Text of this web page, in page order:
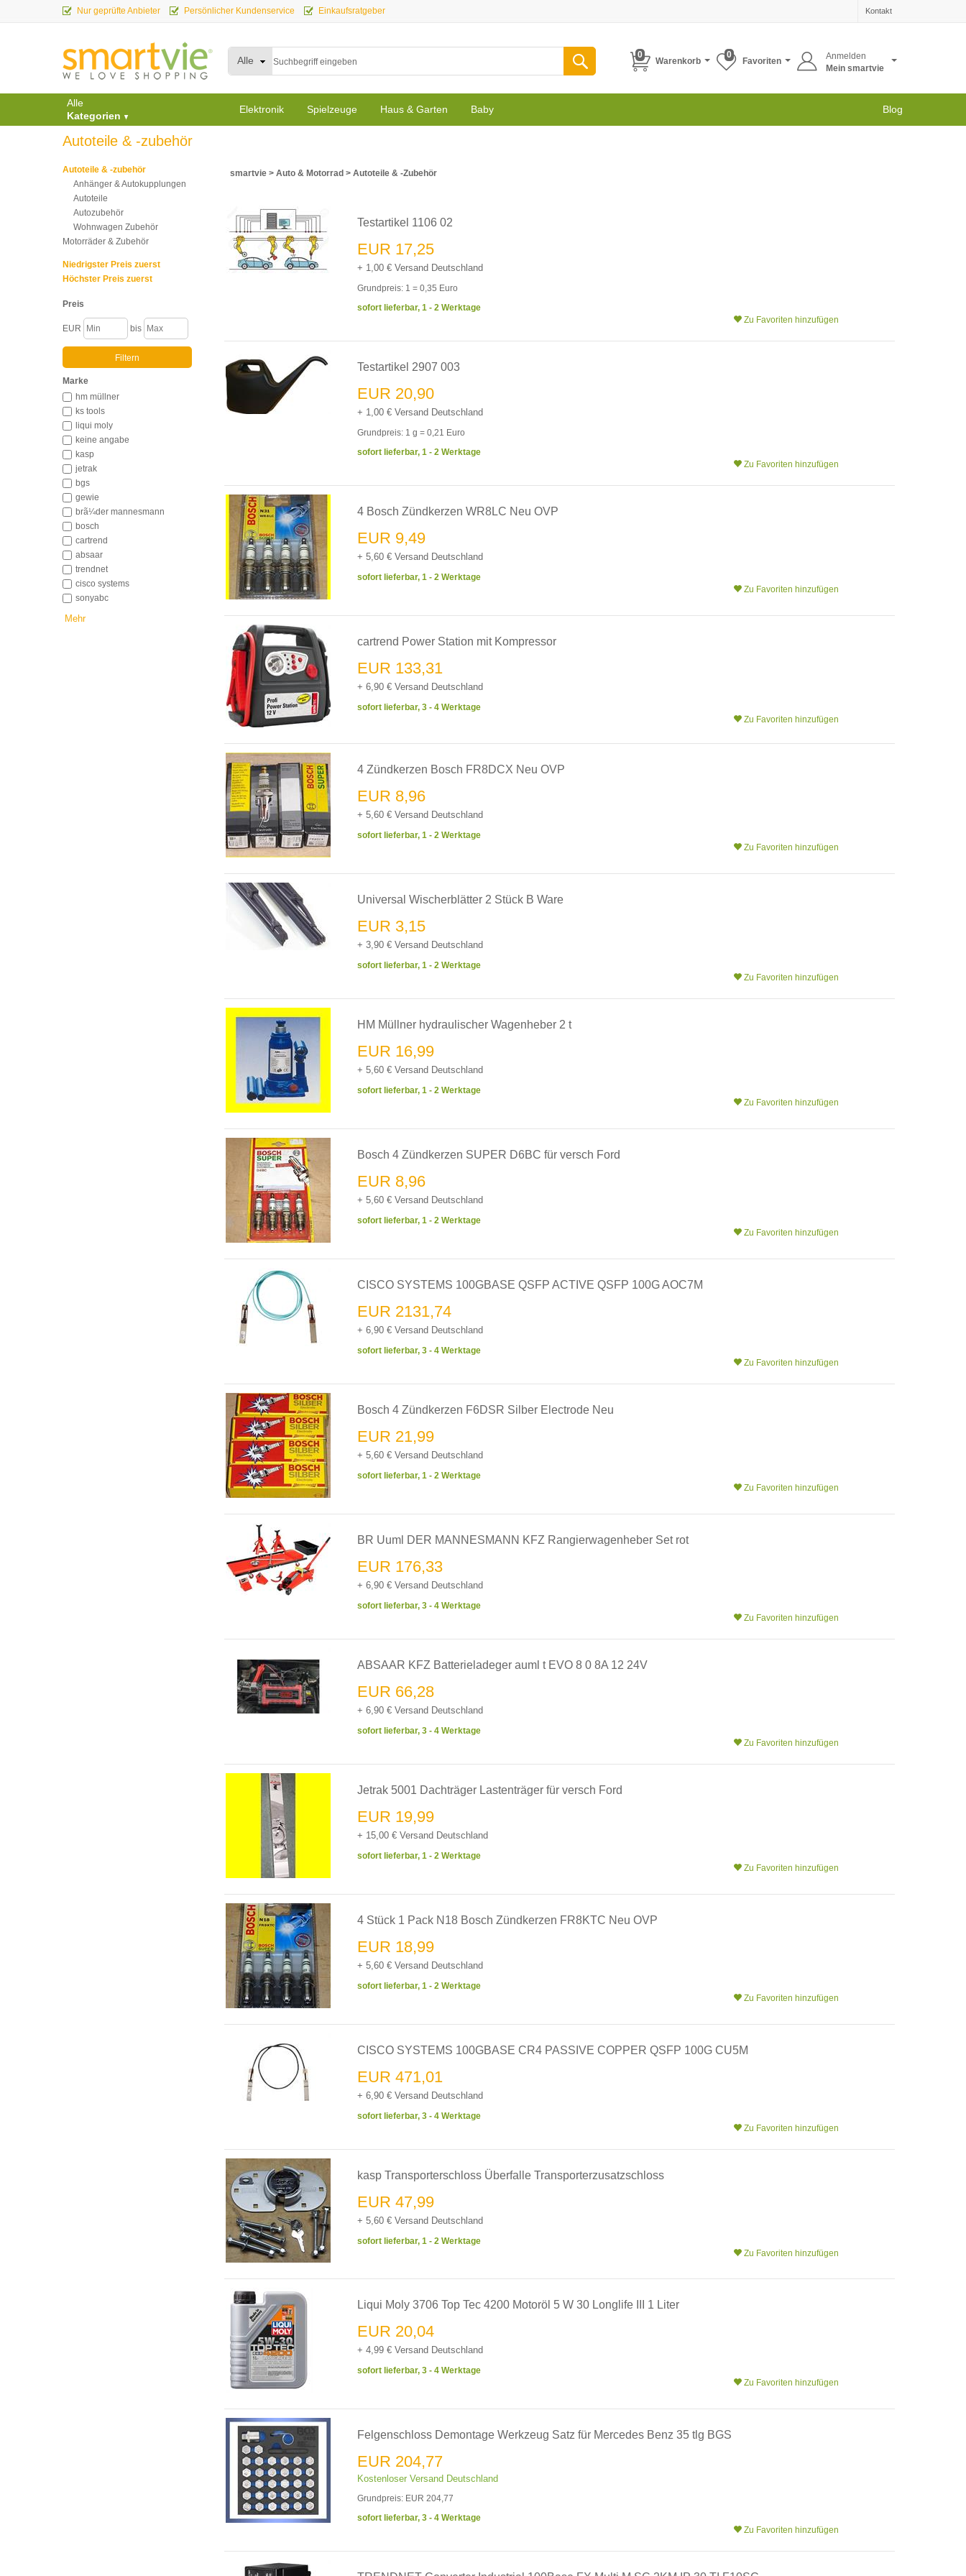
Nur geprüfte Anbieter Persönlicher Kundenservice Einkaufsratgeber Kontakt
Warenkorb
0 0
Favoriten
Anmelden
Mein smartvie
Alle
Alle
Kategorien
Elektronik Spielzeuge Haus & Garten Baby Blog
Autoteile & -zubehör
Autoteile & -zubehör
Anhänger & Autokupplungen
Autoteile
Autozubehör
Wohnwagen Zubehör
Motorräder & Zubehör
Niedrigster Preis zuerst
Höchster Preis zuerst
Preis
EUR bis
Marke
hm müllner
ks tools
liqui moly
keine angabe
kasp
jetrak
bgs
gewie
brã¼der mannesmann
bosch
cartrend
absaar
trendnet
cisco systems
sonyabc
Mehr
smartvie > Auto & Motorrad > Autoteile & -zubehör
Testartikel 1106 02
EUR 17,25
+ 1,00 € Versand Deutschland
Grundpreis: 1 = 0,35 Euro
sofort lieferbar, 1 - 2 Werktage
Zu Favoriten hinzufügen
Testartikel 2907 003
EUR 20,90
+ 1,00 € Versand Deutschland
Grundpreis: 1 g = 0,21 Euro
sofort lieferbar, 1 - 2 Werktage
Zu Favoriten hinzufügen
4 Bosch Zündkerzen WR8LC Neu OVP
EUR 9,49
+ 5,60 € Versand Deutschland
sofort lieferbar, 1 - 2 Werktage
Zu Favoriten hinzufügen
cartrend Power Station mit Kompressor
EUR 133,31
+ 6,90 € Versand Deutschland
sofort lieferbar, 3 - 4 Werktage
Zu Favoriten hinzufügen
4 Zündkerzen Bosch FR8DCX Neu OVP
EUR 8,96
+ 5,60 € Versand Deutschland
sofort lieferbar, 1 - 2 Werktage
Zu Favoriten hinzufügen
Universal Wischerblätter 2 Stück B Ware
EUR 3,15
+ 3,90 € Versand Deutschland
sofort lieferbar, 1 - 2 Werktage
Zu Favoriten hinzufügen
HM Müllner hydraulischer Wagenheber 2 t
EUR 16,99
+ 5,60 € Versand Deutschland
sofort lieferbar, 1 - 2 Werktage
Zu Favoriten hinzufügen
Bosch 4 Zündkerzen SUPER D6BC für versch Ford
EUR 8,96
+ 5,60 € Versand Deutschland
sofort lieferbar, 1 - 2 Werktage
Zu Favoriten hinzufügen
CISCO SYSTEMS 100GBASE QSFP ACTIVE QSFP 100G AOC7M
EUR 2131,74
+ 6,90 € Versand Deutschland
sofort lieferbar, 3 - 4 Werktage
Zu Favoriten hinzufügen
Bosch 4 Zündkerzen F6DSR Silber Electrode Neu
EUR 21,99
+ 5,60 € Versand Deutschland
sofort lieferbar, 1 - 2 Werktage
Zu Favoriten hinzufügen
BR Uuml DER MANNESMANN KFZ Rangierwagenheber Set rot
EUR 176,33
+ 6,90 € Versand Deutschland
sofort lieferbar, 3 - 4 Werktage
Zu Favoriten hinzufügen
ABSAAR KFZ Batterieladeger auml t EVO 8 0 8A 12 24V
EUR 66,28
+ 6,90 € Versand Deutschland
sofort lieferbar, 3 - 4 Werktage
Zu Favoriten hinzufügen
Jetrak 5001 Dachträger Lastenträger für versch Ford
EUR 19,99
+ 15,00 € Versand Deutschland
sofort lieferbar, 1 - 2 Werktage
Zu Favoriten hinzufügen
4 Stück 1 Pack N18 Bosch Zündkerzen FR8KTC Neu OVP
EUR 18,99
+ 5,60 € Versand Deutschland
sofort lieferbar, 1 - 2 Werktage
Zu Favoriten hinzufügen
CISCO SYSTEMS 100GBASE CR4 PASSIVE COPPER QSFP 100G CU5M
EUR 471,01
+ 6,90 € Versand Deutschland
sofort lieferbar, 3 - 4 Werktage
Zu Favoriten hinzufügen
kasp Transporterschloss Überfalle Transporterzusatzschloss
EUR 47,99
+ 5,60 € Versand Deutschland
sofort lieferbar, 1 - 2 Werktage
Zu Favoriten hinzufügen
Liqui Moly 3706 Top Tec 4200 Motoröl 5 W 30 Longlife III 1 Liter
EUR 20,04
+ 4,99 € Versand Deutschland
sofort lieferbar, 3 - 4 Werktage
Zu Favoriten hinzufügen
Felgenschloss Demontage Werkzeug Satz für Mercedes Benz 35 tlg BGS
EUR 204,77
Kostenloser Versand Deutschland
Grundpreis: EUR 204,77
sofort lieferbar, 3 - 4 Werktage
Zu Favoriten hinzufügen